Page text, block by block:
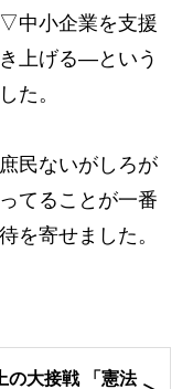
中小企業を支援
上げる―という
た。
民ないがしろが
てることが一番
を寄せました。
の大接戦 「憲法